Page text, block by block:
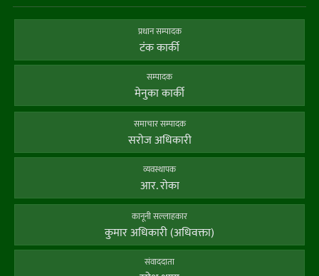
प्रधान सम्पादक
टंक कार्की
सम्पादक
मेनुका कार्की
समाचार सम्पादक
सराेज अधिकारी
व्यवस्थापक
आर. राेका
कानूनी सल्लाहकार
कुमार अधिकारी (अधिवक्ता)
संवाददाता